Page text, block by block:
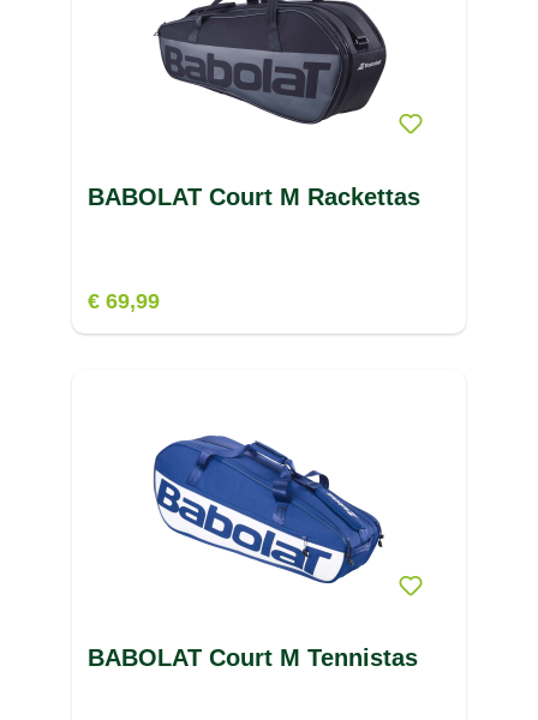
BABOLAT Court M Rackettas
€ 69,99
BABOLAT Court M Tennistas